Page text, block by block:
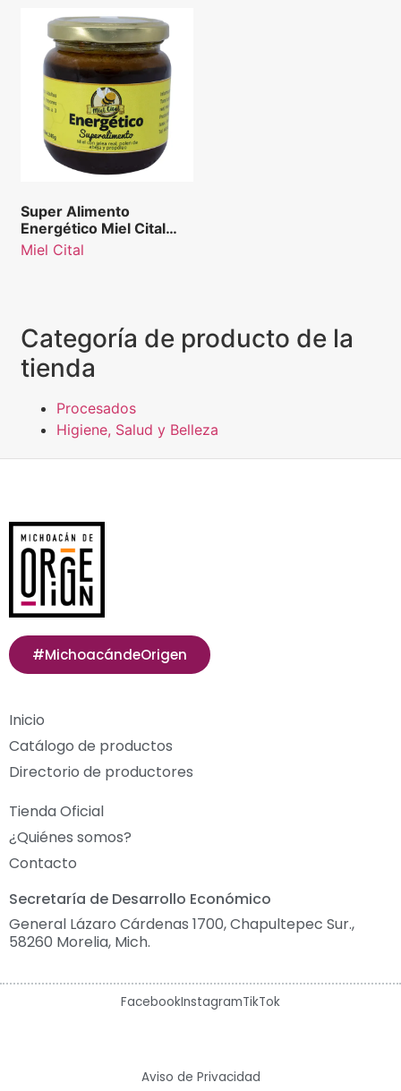
Categoría de producto de la
tienda
Procesados
Higiene, Salud y Belleza
Super Alimento
Energético Miel Cital
Suplemento Dietético
Miel Cital
#MichoacándeOrigen
Inicio
Catálogo de productos
Directorio de productores
Tienda Oficial
¿Quiénes somos?
Contacto
Secretaría de Desarrollo Económico
General Lázaro Cárdenas 1700, Chapultepec Sur.,
58260 Morelia, Mich.
Aviso de Privacidad
FacebookInstagramTikTok